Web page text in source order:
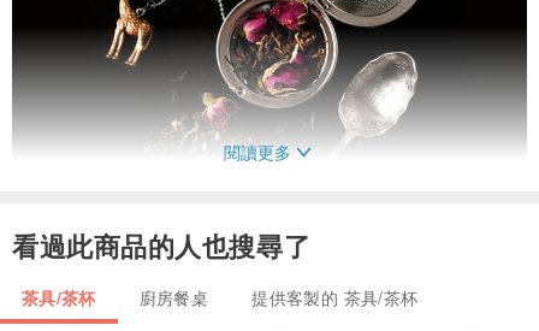
閱讀更多
看過此商品的人也搜尋了
茶具/茶杯 廚房餐桌 提供客製的 茶具/茶杯